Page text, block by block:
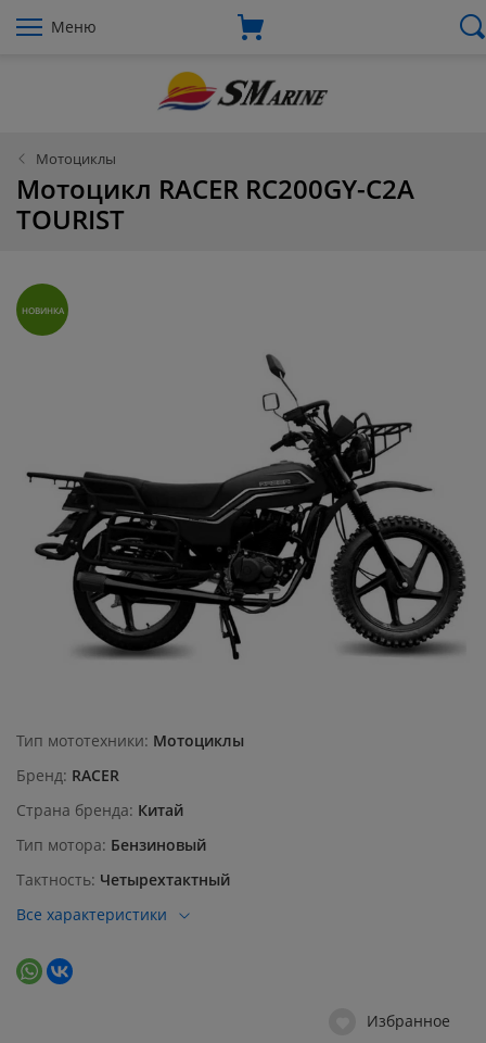
Меню
Мотоциклы
Мотоцикл RACER RC200GY-C2A
TOURIST
НОВИНКА
Тип мототехники Мотоциклы
Бренд RACER
Страна бренда Китай
Тип мотора Бензиновый
Тактность Четырехтактный
Все характеристики
Избранное